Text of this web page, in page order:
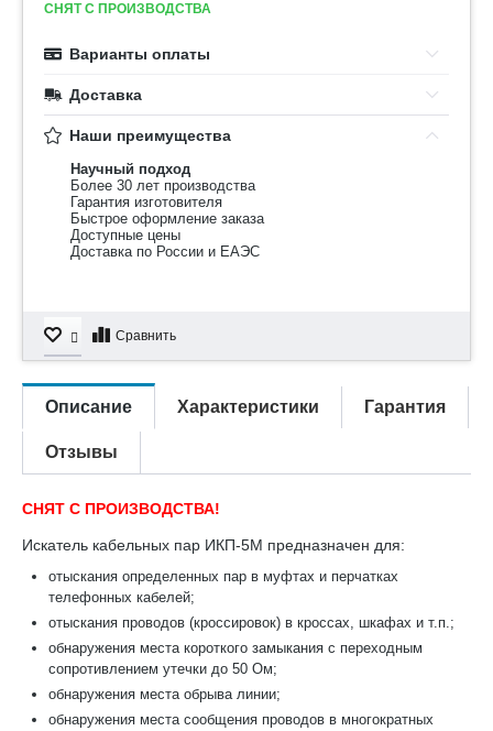
СНЯТ С ПРОИЗВОДСТВА
Варианты оплаты
Доставка
Наши преимущества
Научный подход
Более 30 лет производства
Гарантия изготовителя
Быстрое оформление заказа
Доступные цены
Доставка по России и ЕАЭС
Сравнить
Описание Характеристики Гарантия
Отзывы
СНЯТ С ПРОИЗВОДСТВА!
Искатель кабельных пар ИКП-5М предназначен для:
отыскания определенных пар в муфтах и перчатках
телефонных кабелей;
отыскания проводов (кроссировок) в кроссах, шкафах и т.п.;
обнаружения места короткого замыкания с переходным
сопротивлением утечки до 50 Ом;
обнаружения места обрыва линии;
обнаружения места сообщения проводов в многократных